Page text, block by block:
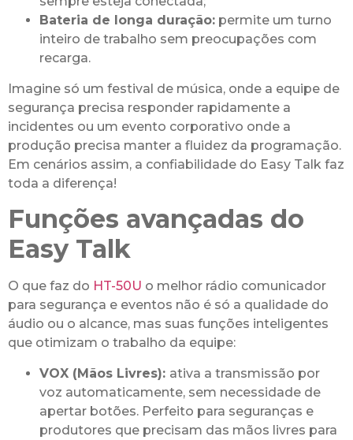
Bateria de longa duração: permite um turno
inteiro de trabalho sem preocupações com
recarga.
Imagine só um festival de música, onde a equipe de
segurança precisa responder rapidamente a
incidentes ou um evento corporativo onde a
produção precisa manter a fluidez da programação.
Em cenários assim, a confiabilidade do Easy Talk faz
toda a diferença!
Funções avançadas do
Easy Talk
O que faz do HT-50U o melhor rádio comunicador
para segurança e eventos não é só a qualidade do
áudio ou o alcance, mas suas funções inteligentes
que otimizam o trabalho da equipe:
VOX (Mãos Livres): ativa a transmissão por
voz automaticamente, sem necessidade de
apertar botões. Perfeito para seguranças e
produtores que precisam das mãos livres para